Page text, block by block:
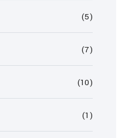
(5)
(7)
(10)
(1)